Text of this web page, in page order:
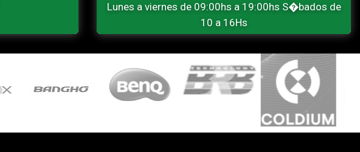
Lunes a viernes de 09:00hs a 19:00hs S�bados de
10 a 16Hs